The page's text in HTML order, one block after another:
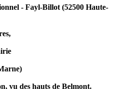
- Fayl-Billot (52500 Haute-
vu des hauts de Belmont.